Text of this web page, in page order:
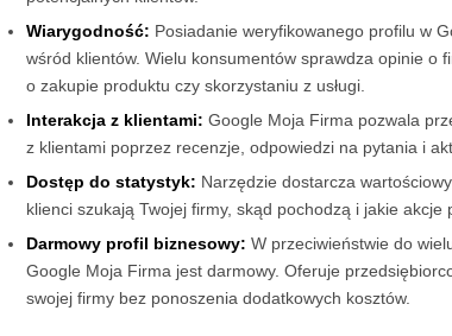
Wiarygodność: Posiadanie weryfikowanego profilu w
wśród klientów. Wielu konsumentów sprawdza opinie o
o zakupie produktu czy skorzystaniu z usługi.
Interakcja z klientami: Google Moja Firma pozwala
z klientami poprzez recenzje, odpowiedzi na pytania i
Dostęp do statystyk: Narzędzie dostarcza
klienci szukają Twojej firmy, skąd pochodzą i jakie akcje
Darmowy profil biznesowy: W przeciwieństwie do
Google Moja Firma jest darmowy. Oferuje
swojej firmy bez ponoszenia dodatkowych kosztów.